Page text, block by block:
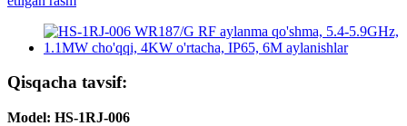
Qisqacha tavsif:
Model: HS-1RJ-006